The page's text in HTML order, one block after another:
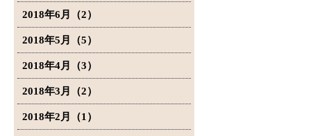
2018年6月（2）
2018年5月（5）
2018年4月（3）
2018年3月（2）
2018年2月（1）